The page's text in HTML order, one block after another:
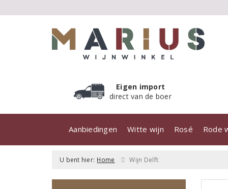
Eigen import
direct van de boer
Aanbiedingen Witte wijn Rosé Rode
U bent hier: Home Wijn Delft